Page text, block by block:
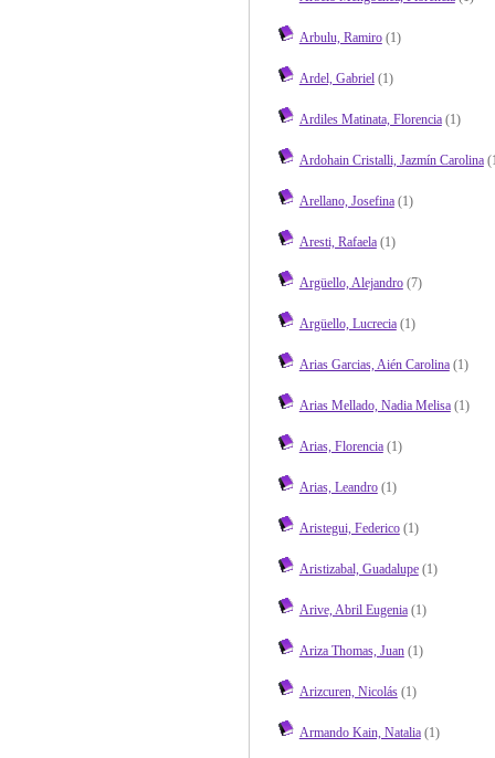
Arbulu, Ramiro(1)
Ardel, Gabriel(1)
Ardiles Matinata, Florencia(1)
Ardohain Cristalli, Jazmín Carolina
Arellano, Josefina(1)
Aresti, Rafaela(1)
Argüello, Alejandro(7)
Argüello, Lucrecia(1)
Arias Garcias, Aién Carolina(1)
Arias Mellado, Nadia Melisa(1)
Arias, Florencia(1)
Arias, Leandro(1)
Aristegui, Federico(1)
Aristizabal, Guadalupe(1)
Arive, Abril Eugenia(1)
Ariza Thomas, Juan(1)
Arizcuren, Nicolás(1)
Armando Kain, Natalia(1)